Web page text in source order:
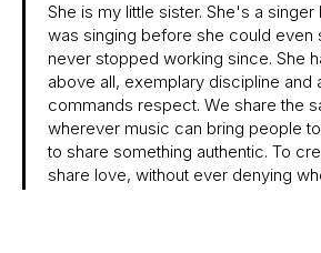
She is my little sister. She's a singer
was singing before she could even
never stopped working since. She
above all, exemplary discipline and
commands respect. We share the
wherever music can bring people
to share something authentic. To
share love, without ever denying